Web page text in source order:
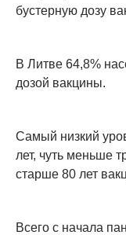
бустерную дозу
В Литве 64,8%
дозой вакцины.
Самый низкий
лет, чуть меньше
старше 80 лет
Всего с начала